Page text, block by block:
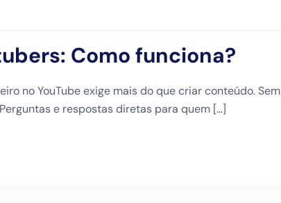
Como funciona?
no YouTube exige mais do que criar conteúdo. Sem
e respostas diretas para quem […]